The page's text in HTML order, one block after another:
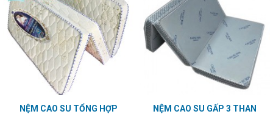
NỆM CAO SU TỔNG HỢP
NỆM CAO SU GẤP 3 THAN